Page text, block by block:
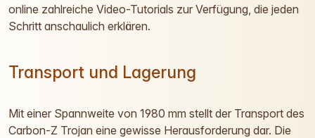
online zahlreiche Video-Tutorials zur Verfügung, die jeden
Schritt anschaulich erklären.
Transport und Lagerung
Mit einer Spannweite von 1980 mm stellt der Transport des
Carbon-Z Trojan eine gewisse Herausforderung dar. Die